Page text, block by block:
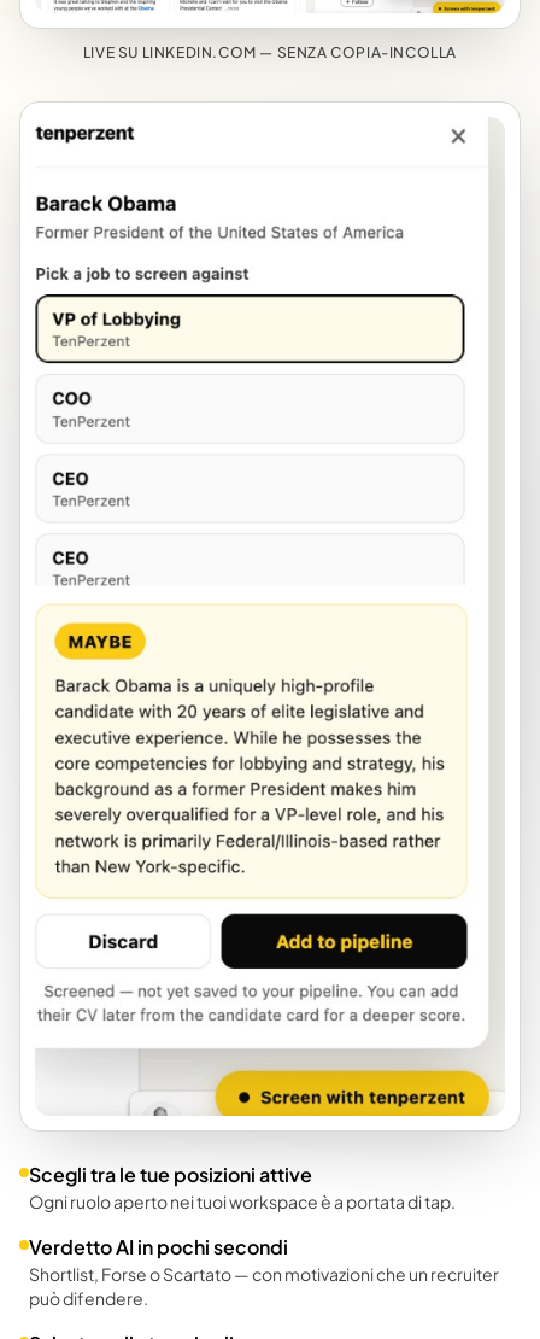
LIVE SU LINKEDIN.COM — SENZA COPIA-INCOLLA
Scegli tra le tue posizioni attive
Ogni ruolo aperto nei tuoi workspace è a portata di tap.
Verdetto AI in pochi secondi
Shortlist, Forse o Scartato — con motivazioni che un recruiter
può difendere.